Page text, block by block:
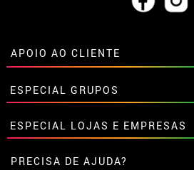
APOIO AO CLIENTE
• Sobre nós
• Condições de venda
• Aviso legal ePrivacidade
• Atendimento ao cliente
• Utilização de cookies
ESPECIAL GRUPOS
Descontos especiais para grupos.
Entre em contato connosco aqui
ESPECIAL LOJAS E EMPRESAS
Descontos especiais para grupos.
PRECISA DE AJUDA?